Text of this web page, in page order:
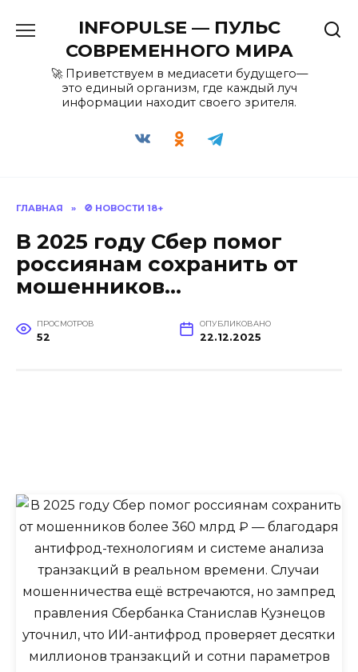
содержанию
INFOPULSE — ПУЛЬС
СОВРЕМЕННОГО МИРА
🚀 Приветствуем в медиасети будущего—
это единый организм, где каждый луч
информации находит своего зрителя.
ГЛАВНАЯ » 🚫 НОВОСТИ 18+
В 2025 году Сбер помог
россиянам сохранить от
мошенников…
ПРОСМОТРОВ
52
ОПУБЛИКОВАНО
22.12.2025